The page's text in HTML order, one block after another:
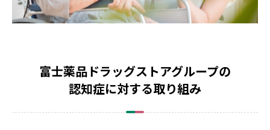
富士薬品ドラッグストアグループの
認知症に対する取り組み